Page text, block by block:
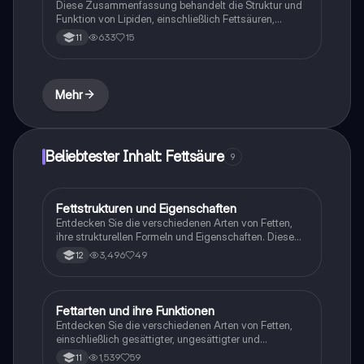
Diese Zusammenfassung behandelt die Struktur und
Funktion von Lipiden, einschließlich Fettsäuren,
Triglyceriden, Phospholipiden und deren Rolle im
Verdauungsprozess. Erfahren Sie mehr über die
im menschlichen Körper. Ideal für Studierende der
Biologie und Ernährungswissenschaften.
11 633 15
Mehr
Beliebtester Inhalt: Fettsäure 9
Chemie
Fettstrukturen und Eigenschaften
Entdecken Sie die verschiedenen Arten von Fetten,
ihre strukturellen Formeln und Eigenschaften. Diese
Zusammenfassung behandelt gesättigte und
ungesättigte Fettsäuren, Triglyceride,
Fette und deren Molekülaufbau erlangen möchten.
12 3,496 49
Biologie
Fettarten und ihre Funktionen
Entdecken Sie die verschiedenen Arten von Fetten,
einschließlich gesättigter, ungesättigter und
Transfette, sowie deren Bedeutung für die Gesundheit
11 1,539 59